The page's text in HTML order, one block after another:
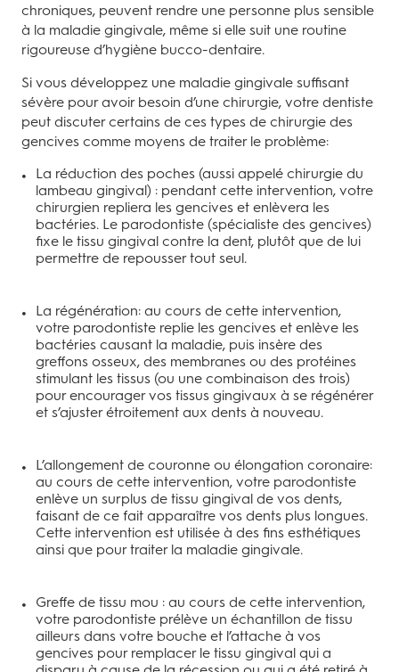
chroniques, peuvent rendre une personne plus sensible
à la maladie gingivale, même si elle suit une routine
rigoureuse d’hygiène bucco-dentaire.
Si vous développez une maladie gingivale suffisant
sévère pour avoir besoin d’une chirurgie, votre dentiste
peut discuter certains de ces types de chirurgie des
gencives comme moyens de traiter le problème:
La réduction des poches (aussi appelé chirurgie du
lambeau gingival) : pendant cette intervention, votre
chirurgien repliera les gencives et enlèvera les
bactéries. Le parodontiste (spécialiste des gencives)
fixe le tissu gingival contre la dent, plutôt que de lui
permettre de repousser tout seul.
La régénération: au cours de cette intervention,
votre parodontiste replie les gencives et enlève les
bactéries causant la maladie, puis insère des
greffons osseux, des membranes ou des protéines
stimulant les tissus (ou une combinaison des trois)
pour encourager vos tissus gingivaux à se régénérer
et s’ajuster étroitement aux dents à nouveau.
L’allongement de couronne ou élongation coronaire:
au cours de cette intervention, votre parodontiste
enlève un surplus de tissu gingival de vos dents,
faisant de ce fait apparaître vos dents plus longues.
Cette intervention est utilisée à des fins esthétiques
ainsi que pour traiter la maladie gingivale.
Greffe de tissu mou : au cours de cette intervention,
votre parodontiste prélève un échantillon de tissu
ailleurs dans votre bouche et l’attache à vos
gencives pour remplacer le tissu gingival qui a